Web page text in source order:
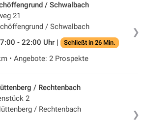
❯
/ Schwalbach
21
/ Schwalbach
- 22:00 Uhr |
Schließt in 26 Min.
• Angebote: 2 Prospekte
❯
/ Rechtenbach
2
/ Rechtenbach